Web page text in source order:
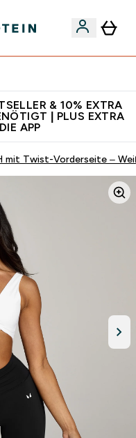
& 10% EXTRA
| PLUS EXTRA
APP
mit Twist-Vorderseite –